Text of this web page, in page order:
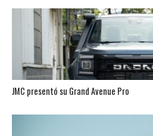
JMC presentó su Grand Avenue Pro